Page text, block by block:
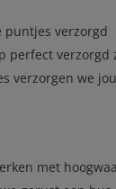
puntjes verzorgd
perfect verzorgd
verzorgen we
met